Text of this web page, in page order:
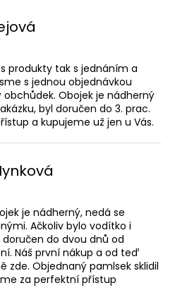
produkty tak s jednáním a
s jednou objednávkou
obchůdek. Obojek je nádherný
byl doručen do 3. prac.
a kupujeme už jen u Vás.
je nádherný, nedá se
Ačkoliv bylo vodítko i
do dvou dnů od
Náš první nákup a od teď
zde. Objednaný pamlsek sklidil
za perfektní přístup